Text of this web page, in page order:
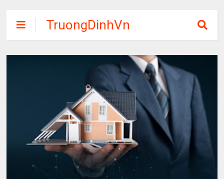
TruongDinhVn
Chia sẽ ebook,
các khóa học,
phần mềm học
tập miễn phí